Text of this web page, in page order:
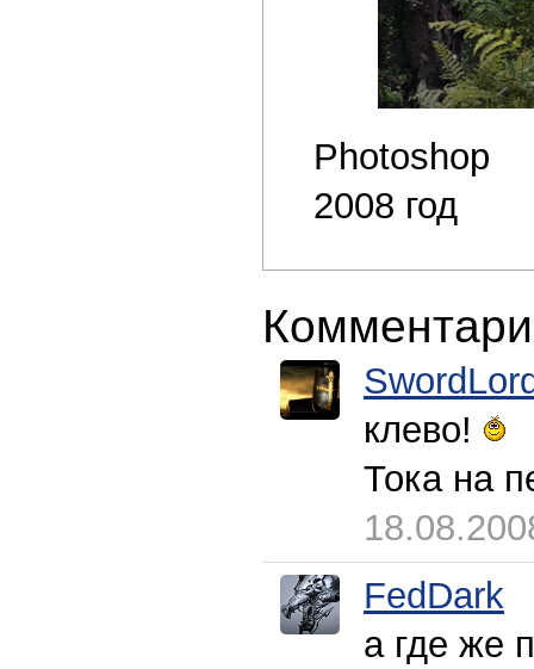
Photoshop
2008 год
клево!
Тока на
FedDark
а где же